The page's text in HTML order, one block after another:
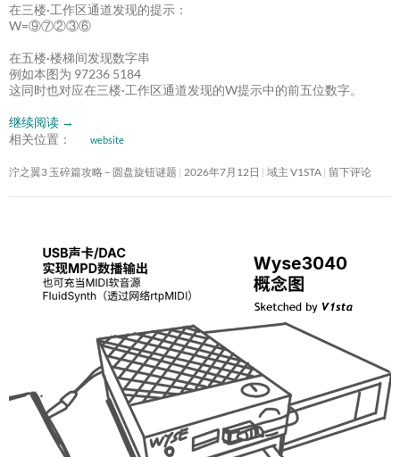
在三楼·工作区通道发现的提示：
W=⑨⑦②③⑥
在五楼·楼梯间发现数字串
例如本图为 97236 5184
这同时也对应在三楼·工作区通道发现的W提示中的前五位数字。
继续阅读 →
相关位置：
website
泞之翼3 玉碎篇攻略 – 圆盘旋钮谜题 2026年7月12日 域主 V1STA 留下评论